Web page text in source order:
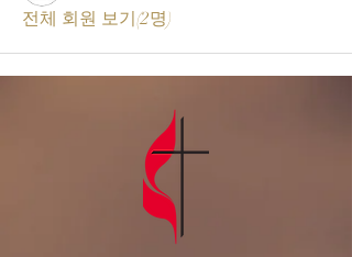
전체 회원 보기(2명)